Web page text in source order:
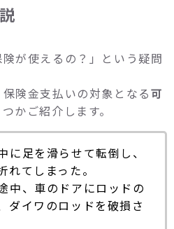
険が使えるの？」という疑問
険金支払いの対象となる可
かご紹介します。
に足を滑らせて転倒し、
てしまった。
中、車のドアにロッドの
ダイワのロッドを破損さ